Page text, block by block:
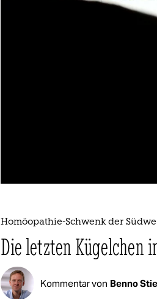
abo
genossenschaft
epaper login
Homöopathie-Schwenk der
Die letzten Kügelchen
Kommentar von Benno